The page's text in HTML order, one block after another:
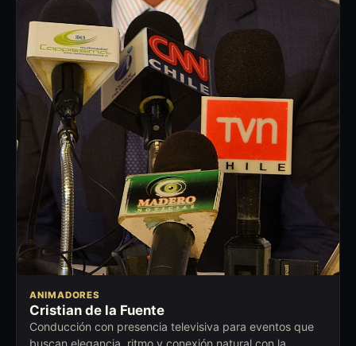
ANIMADORES
Cristian de la Fuente
Conducción con presencia televisiva para eventos que